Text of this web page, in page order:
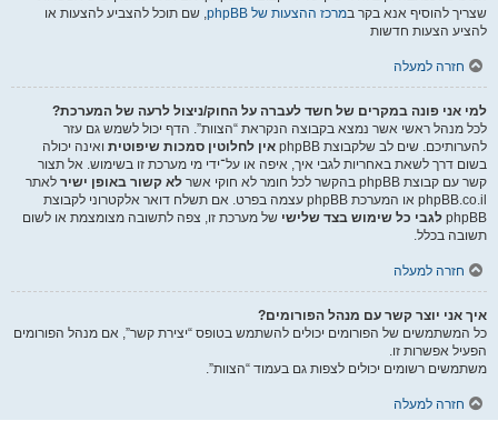
שצריך להוסיף אנא בקר במרכז ההצעות של phpBB
, שם תוכל להצביע להצעות או
להציע הצעות חדשות
חזרה למעלה
למי אני פונה במקרים של חשד לעברה על החוק/ניצול לרעה של המערכת?
לכל מנהל ראשי אשר נמצא בקבוצה הנקראת “הצוות”. הדף יכול לשמש גם עזר
להערותיכם. שים לב שלקבוצת phpBB
אין לחלוטין סמכות שיפוטית ואינה יכולה
בשום דרך לשאת באחריות לגבי איך, איפה או על־ידי מי מערכת זו בשימוש. אל תצור
קשר עם קבוצת phpBB בהקשר לכל חומר לא חוקי אשר
לא קשור באופן ישיר לאתר
phpBB.co.il או המערכת phpBB עצמה בפרט. אם תשלח דואר אלקטרוני לקבוצת
phpBB לגבי כל שימוש בצד שלישי של מערכת זו, צפה לתשובה מצומצמת או לשום
תשובה בכלל.
חזרה למעלה
איך אני יוצר קשר עם מנהל הפורומים?
כל המשתמשים של הפורומים יכולים להשתמש בטופס “יצירת קשר”, אם מנהל הפורומים
הפעיל אפשרות זו.
משתמשים רשומים יכולים לצפות גם בעמוד “הצוות”.
חזרה למעלה